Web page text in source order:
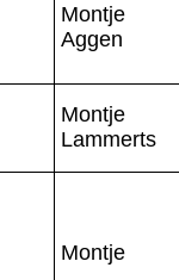
Montje
Aggen
Montje
Lammerts
Montje